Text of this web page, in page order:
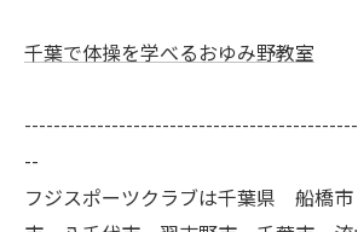
千葉で体操を学べるおゆみ野教室
--
フジスポーツクラブは千葉県 船